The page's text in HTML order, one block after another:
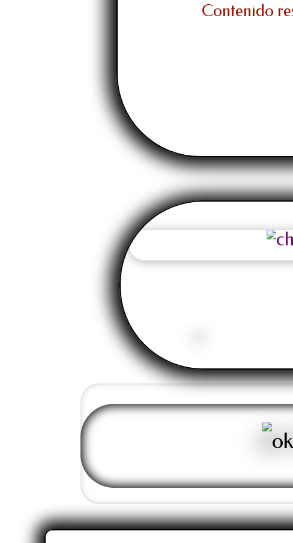
Contenido